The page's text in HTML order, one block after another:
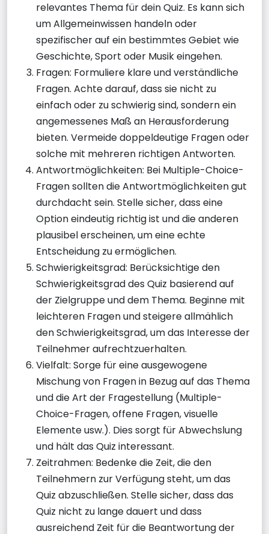
relevantes Thema für dein Quiz. Es kann sich
um Allgemeinwissen handeln oder
spezifischer auf ein bestimmtes Gebiet wie
Geschichte, Sport oder Musik eingehen.
Fragen: Formuliere klare und verständliche
Fragen. Achte darauf, dass sie nicht zu
einfach oder zu schwierig sind, sondern ein
angemessenes Maß an Herausforderung
bieten. Vermeide doppeldeutige Fragen oder
solche mit mehreren richtigen Antworten.
Antwortmöglichkeiten: Bei Multiple-Choice-
Fragen sollten die Antwortmöglichkeiten gut
durchdacht sein. Stelle sicher, dass eine
Option eindeutig richtig ist und die anderen
plausibel erscheinen, um eine echte
Entscheidung zu ermöglichen.
Schwierigkeitsgrad: Berücksichtige den
Schwierigkeitsgrad des Quiz basierend auf
der Zielgruppe und dem Thema. Beginne mit
leichteren Fragen und steigere allmählich
den Schwierigkeitsgrad, um das Interesse der
Teilnehmer aufrechtzuerhalten.
Vielfalt: Sorge für eine ausgewogene
Mischung von Fragen in Bezug auf das Thema
und die Art der Fragestellung (Multiple-
Choice-Fragen, offene Fragen, visuelle
Elemente usw.). Dies sorgt für Abwechslung
und hält das Quiz interessant.
Zeitrahmen: Bedenke die Zeit, die den
Teilnehmern zur Verfügung steht, um das
Quiz abzuschließen. Stelle sicher, dass das
Quiz nicht zu lange dauert und dass
ausreichend Zeit für die Beantwortung der